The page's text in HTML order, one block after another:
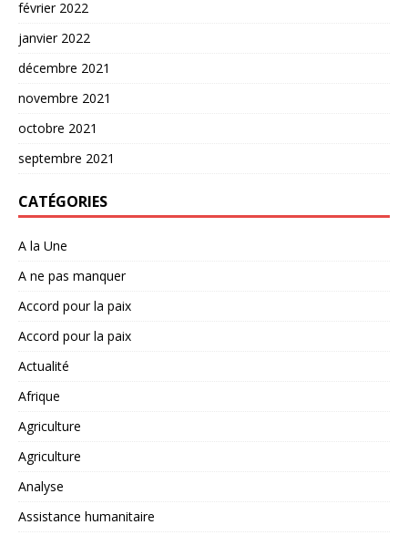
février 2022
janvier 2022
décembre 2021
novembre 2021
octobre 2021
septembre 2021
CATÉGORIES
A la Une
A ne pas manquer
Accord pour la paix
Accord pour la paix
Actualité
Afrique
Agriculture
Agriculture
Analyse
Assistance humanitaire